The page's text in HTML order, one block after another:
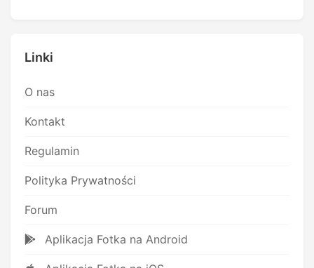
Linki
O nas
Kontakt
Regulamin
Polityka Prywatności
Forum
Aplikacja Fotka na Android